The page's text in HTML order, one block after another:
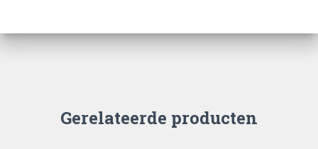
Gerelateerde producten